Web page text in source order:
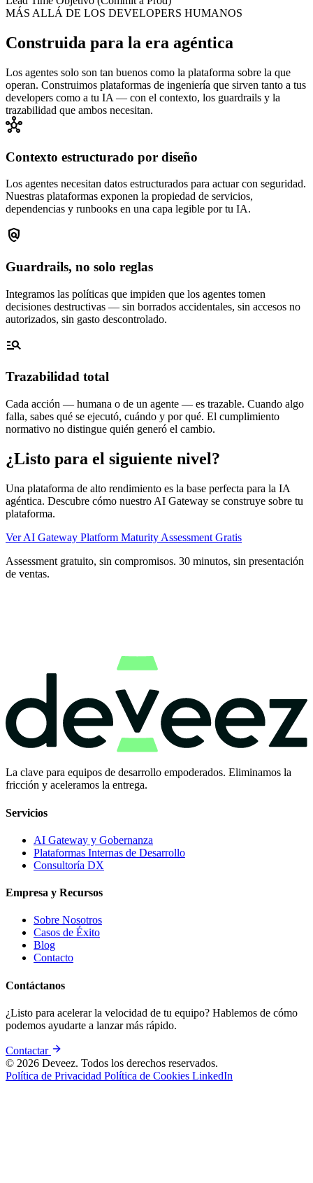
MÁS ALLÁ DE LOS DEVELOPERS HUMANOS
Construida para la era agéntica
Los agentes solo son tan buenos como la plataforma sobre la que
operan. Construimos plataformas de ingeniería que sirven tanto a tus
developers como a tu IA — con el contexto, los guardrails y la
trazabilidad que ambos necesitan.
hub
Contexto estructurado por diseño
Los agentes necesitan datos estructurados para actuar con seguridad.
Nuestras plataformas exponen la propiedad de servicios,
dependencias y runbooks en una capa legible por tu IA.
policy
Guardrails, no solo reglas
Integramos las políticas que impiden que los agentes tomen
decisiones destructivas — sin borrados accidentales, sin accesos no
autorizados, sin gasto descontrolado.
manage_search
Trazabilidad total
Cada acción — humana o de un agente — es trazable. Cuando algo
falla, sabes qué se ejecutó, cuándo y por qué. El cumplimiento
normativo no distingue quién generó el cambio.
¿Listo para el siguiente nivel?
Una plataforma de alto rendimiento es la base perfecta para la IA
agéntica. Descubre cómo nuestro AI Gateway se construye sobre tu
plataforma.
Ver AI Gateway Platform Maturity Assessment Gratis
Assessment gratuito, sin compromisos. 30 minutos, sin presentación
de ventas.
La clave para equipos de desarrollo empoderados. Eliminamos la
fricción y aceleramos la entrega.
Servicios
AI Gateway y Gobernanza
Plataformas Internas de Desarrollo
Consultoría DX
Empresa y Recursos
Sobre Nosotros
Casos de Éxito
Blog
Contacto
Contáctanos
¿Listo para acelerar la velocidad de tu equipo? Hablemos de cómo
podemos ayudarte a lanzar más rápido.
Contactar
© 2026 Deveez. Todos los derechos reservados.
Política de Privacidad Política de Cookies LinkedIn